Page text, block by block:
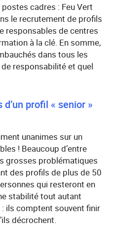
cadres : Feu Vert
le recrutement de profils
responsables de centres
à la clé. En somme,
dans tous les
responsabilité et quel
profil « senior »
unanimes sur un
! Beaucoup d’entre
grosses problématiques
des profils de plus de 50
qui resteront en
stabilité tout autant
ils comptent souvent finir
décrochent.